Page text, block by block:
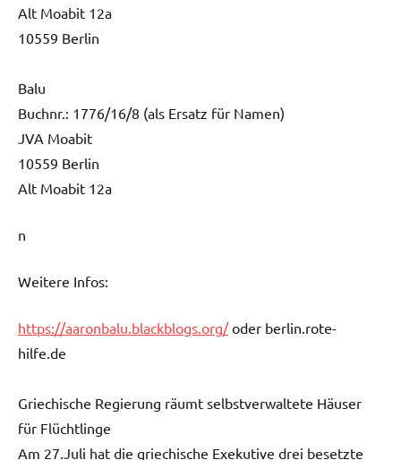
Alt Moabit 12a
10559 Berlin
Balu
Buchnr.: 1776/16/8 (als Ersatz für Namen)
JVA Moabit
10559 Berlin
Alt Moabit 12a
n
Weitere Infos:
https://aaronbalu.blackblogs.org/oder berlin.rote-
hilfe.de
Griechische Regierung räumt selbstverwaltete Häuser
für Flüchtlinge
Am 27.Juli hat die griechische Exekutive drei besetzte